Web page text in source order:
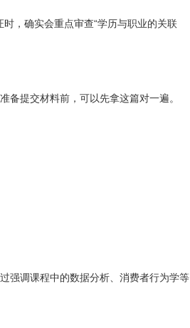
，确实会重点审查“学历与职业的关联
备提交材料前，可以先拿这篇对一遍。
强调课程中的数据分析、消费者行为学等